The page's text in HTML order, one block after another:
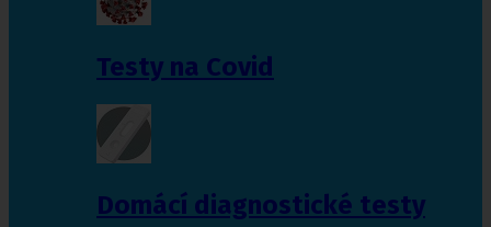
Testy na Covid
Domácí diagnostické testy